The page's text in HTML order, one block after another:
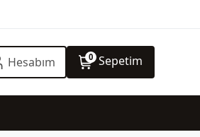
Hesabım 0 Sepetim